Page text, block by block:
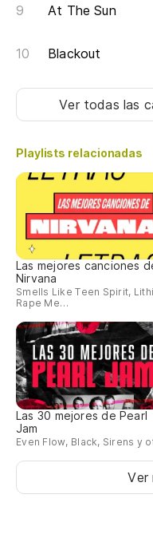
At The Sun
Blackout
Ver todas las
Playlists relacionadas
Las mejores canciones
Nirvana
Smells Like Teen Spirit,
Rape Me…
Las 30 mejores de Pearl
Jam
Even Flow, Black, Sirens y
Ver